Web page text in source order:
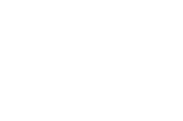
Fevereiro de 2026